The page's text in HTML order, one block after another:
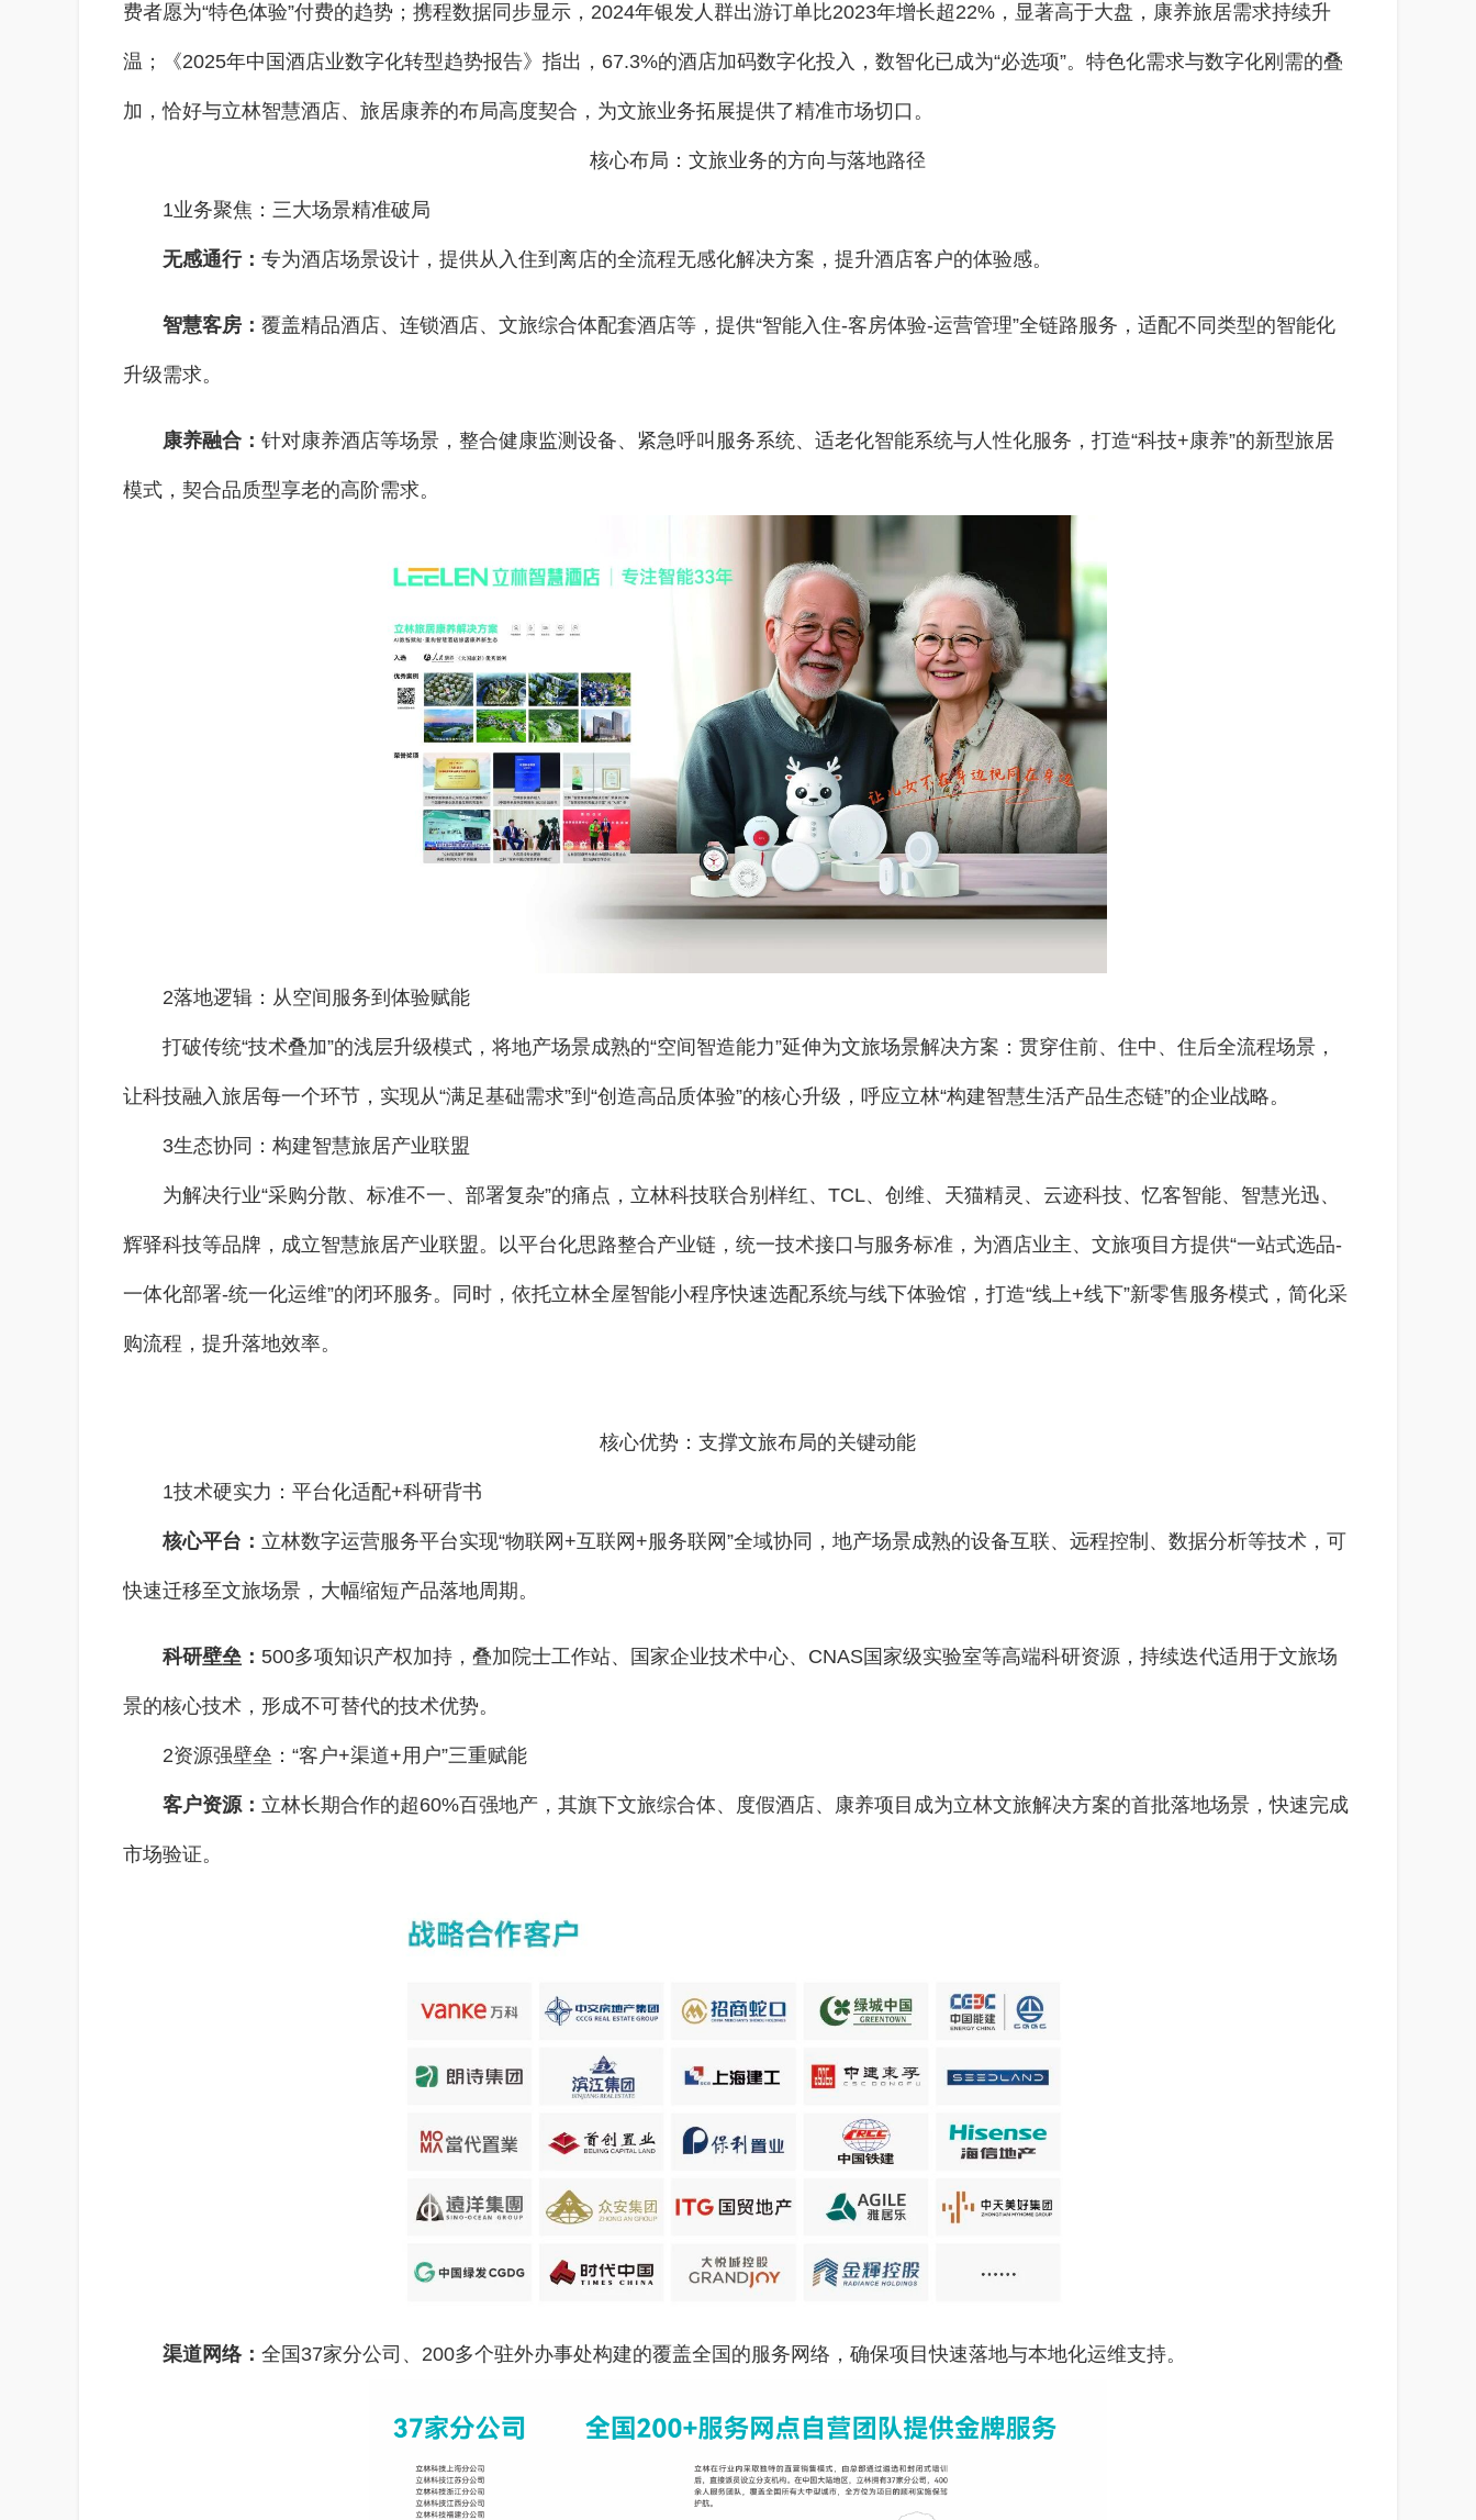
费者愿为“特色体验”付费的趋势；携程数据同步显示，2024年银发人群出游订单比2023年增长超22%，显著高于大盘，康养旅居需求持续升
温；《2025年中国酒店业数字化转型趋势报告》指出，67.3%的酒店加码数字化投入，数智化已成为“必选项”。特色化需求与数字化刚需的叠
加，恰好与立林智慧酒店、旅居康养的布局高度契合，为文旅业务拓展提供了精准市场切口。
核心布局：文旅业务的方向与落地路径
1业务聚焦：三大场景精准破局
无感通行： 专为酒店场景设计，提供从入住到离店的全流程无感化解决方案，提升酒店客户的体验感。
智慧客房： 覆盖精品酒店、连锁酒店、文旅综合体配套酒店等，提供“智能入住-客房体验-运营管理”全链路服务，适配不同类型的智能化
升级需求。
康养融合： 针对康养酒店等场景，整合健康监测设备、紧急呼叫服务系统、适老化智能系统与人性化服务，打造“科技+康养”的新型旅居
模式，契合品质型享老的高阶需求。
2落地逻辑：从空间服务到体验赋能
打破传统“技术叠加”的浅层升级模式，将地产场景成熟的“空间智造能力”延伸为文旅场景解决方案：贯穿住前、住中、住后全流程场景，
让科技融入旅居每一个环节，实现从“满足基础需求”到“创造高品质体验”的核心升级，呼应立林“构建智慧生活产品生态链”的企业战略。
3生态协同：构建智慧旅居产业联盟
为解决行业“采购分散、标准不一、部署复杂”的痛点，立林科技联合别样红、TCL、创维、天猫精灵、云迹科技、忆客智能、智慧光迅、
辉驿科技等品牌，成立智慧旅居产业联盟。以平台化思路整合产业链，统一技术接口与服务标准，为酒店业主、文旅项目方提供“一站式选品-
一体化部署-统一化运维”的闭环服务。同时，依托立林全屋智能小程序快速选配系统与线下体验馆，打造“线上+线下”新零售服务模式，简化采
购流程，提升落地效率。
核心优势：支撑文旅布局的关键动能
1技术硬实力：平台化适配+科研背书
核心平台： 立林数字运营服务平台实现“物联网+互联网+服务联网”全域协同，地产场景成熟的设备互联、远程控制、数据分析等技术，可
快速迁移至文旅场景，大幅缩短产品落地周期。
科研壁垒： 500多项知识产权加持，叠加院士工作站、国家企业技术中心、CNAS国家级实验室等高端科研资源，持续迭代适用于文旅场
景的核心技术，形成不可替代的技术优势。
2资源强壁垒：“客户+渠道+用户”三重赋能
客户资源： 立林长期合作的超60%百强地产，其旗下文旅综合体、度假酒店、康养项目成为立林文旅解决方案的首批落地场景，快速完成
市场验证。
渠道网络： 全国37家分公司、200多个驻外办事处构建的覆盖全国的服务网络，确保项目快速落地与本地化运维支持。